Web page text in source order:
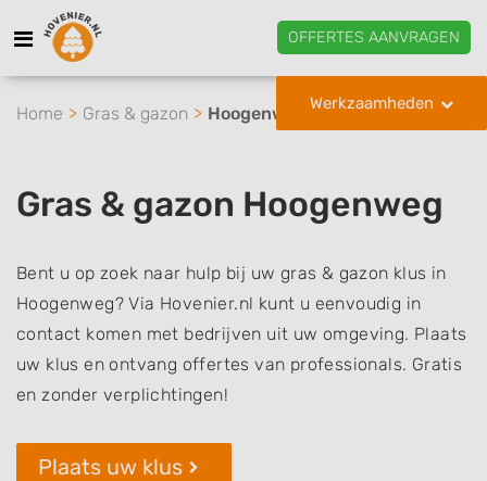
OFFERTES AANVRAGEN
Werkzaamheden
Home Gras & gazon Hoogenweg
Gras & gazon Hoogenweg
Bent u op zoek naar hulp bij uw gras & gazon klus in
Hoogenweg? Via Hovenier.nl kunt u eenvoudig in
contact komen met bedrijven uit uw omgeving. Plaats
uw klus en ontvang offertes van professionals. Gratis
en zonder verplichtingen!
Plaats uw klus